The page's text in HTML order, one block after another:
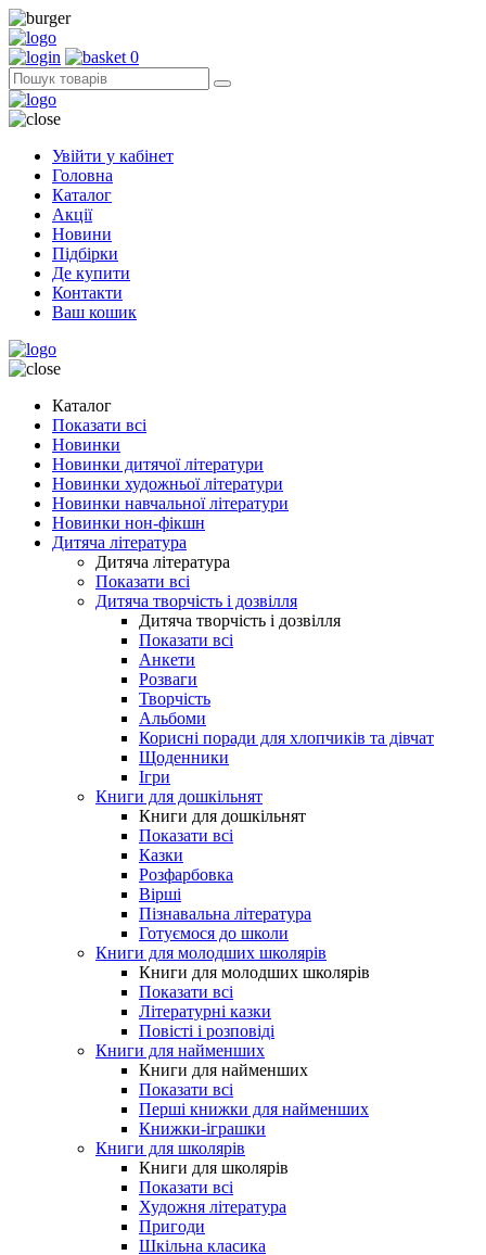
0
Увійти у кабінет
Головна
Каталог
Акції
Новини
Підбірки
Де купити
Контакти
Ваш кошик
Каталог
Показати всі
Новинки
Новинки дитячої літератури
Новинки художньої літератури
Новинки навчальної літератури
Новинки нон-фікшн
Дитяча література
Дитяча література
Показати всі
Дитяча творчість і дозвілля
Дитяча творчість і дозвілля
Показати всі
Анкети
Розваги
Творчість
Альбоми
Корисні поради для хлопчиків та дівчат
Щоденники
Ігри
Книги для дошкільнят
Книги для дошкільнят
Показати всі
Казки
Розфарбовка
Вірші
Пізнавальна література
Готуємося до школи
Книги для молодших школярів
Книги для молодших школярів
Показати всі
Літературні казки
Повісті і розповіді
Книги для найменших
Книги для найменших
Показати всі
Перші книжки для найменших
Книжки-іграшки
Книги для школярів
Книги для школярів
Показати всі
Художня література
Пригоди
Шкільна класика